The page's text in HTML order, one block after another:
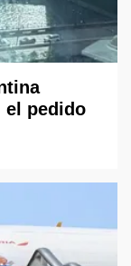
el pedido